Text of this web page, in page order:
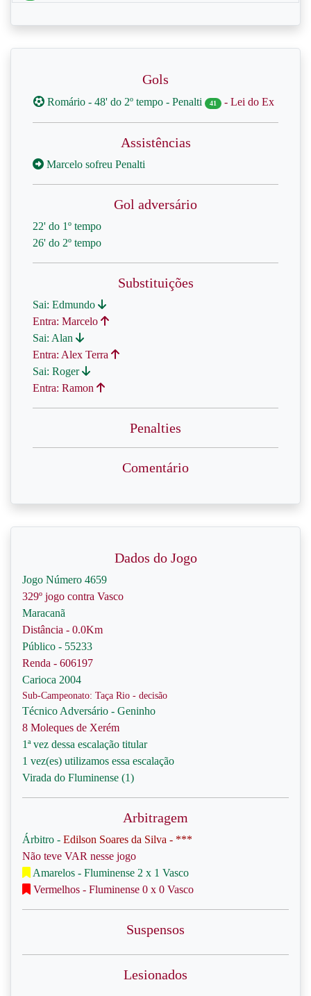
Gols
Romário - 48' do 2º tempo - Penalti 41 - Lei do Ex
Assistências
Marcelo sofreu Penalti
Gol adversário
22' do 1º tempo
26' do 2º tempo
Substituições
Sai: Edmundo
Entra: Marcelo
Sai: Alan
Entra: Alex Terra
Sai: Roger
Entra: Ramon
Penalties
Comentário
Dados do Jogo
Jogo Número 4659
329º jogo contra Vasco
Maracanã
Distância - 0.0Km
Público - 55233
Renda - 606197
Carioca 2004
Sub-Campeonato: Taça Rio - decisão
Técnico Adversário - Geninho
8 Moleques de Xerém
1ª vez dessa escalação titular
1 vez(es) utilizamos essa escalação
Virada do Fluminense (1)
Arbitragem
Árbitro - Edilson Soares da Silva - ***
Não teve VAR nesse jogo
Amarelos - Fluminense 2 x 1 Vasco
Vermelhos - Fluminense 0 x 0 Vasco
Suspensos
Lesionados